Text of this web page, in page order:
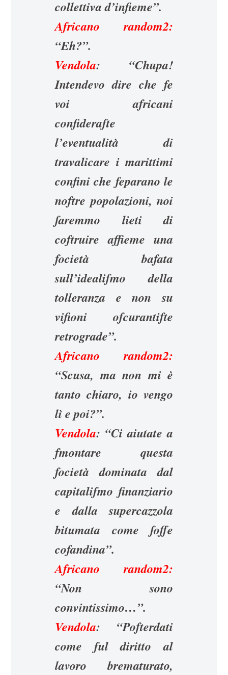
collettiva d’infieme”.
Africano random2:
“Eh?”.
Vendola: “Chupa!
Intendevo dire che fe
voi africani
confiderafte
l’eventualità di
travalicare i marittimi
confini che feparano le
noftre popolazioni, noi
faremmo lieti di
coftruire affieme una
focietà bafata
sull’idealifmo della
tolleranza e non su
vifioni ofcurantifte
retrograde”.
Africano random2:
“Scusa, ma non mi è
tanto chiaro, io vengo
lì e poi?”.
Vendola: “Ci aiutate a
fmontare questa
focietà dominata dal
capitalifmo finanziario
e dalla supercazzola
bitumata come foffe
cofandina”.
Africano random2:
“Non sono
convintissimo…”.
Vendola: “Pofterdati
come ful diritto al
lavoro brematurato,